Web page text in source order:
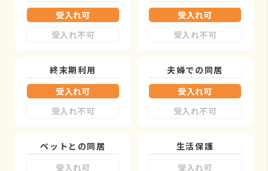
受入れ可
受入れ不可
受入れ可
受入れ不可
終末期利用
受入れ可
受入れ不可
夫婦での同居
受入れ可
受入れ不可
ペットとの同居
受入れ可
生活保護
受入れ可